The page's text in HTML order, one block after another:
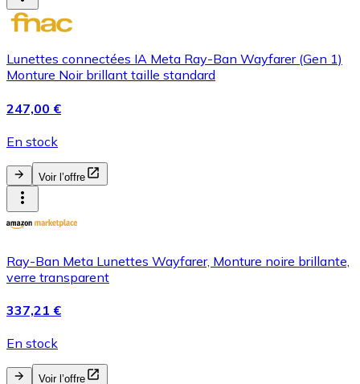
Lunettes connectées IA Meta Ray-Ban Wayfarer (Gen 1)
Monture Noir brillant taille standard
247,00 €
En stock
Voir l’offre
Ray-Ban Meta Lunettes Wayfarer, Monture noire brillante,
verre transparent
337,21 €
En stock
Voir l’offre